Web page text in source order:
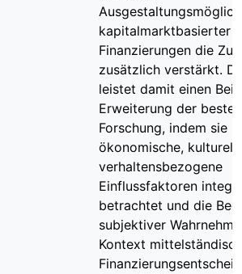
kapitalmarktbasierter
Finanzierungen die
zusätzlich verstärkt.
leistet damit einen
Erweiterung der
Forschung, indem sie
ökonomische,
verhaltensbezogene
Einflussfaktoren
betrachtet und die
subjektiver
Kontext